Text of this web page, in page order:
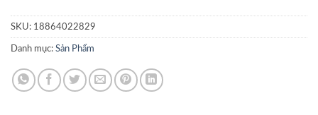
SKU: 18864022829
Danh mục: Sản Phẩm